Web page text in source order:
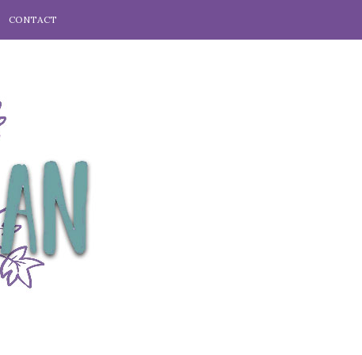
CONTACT